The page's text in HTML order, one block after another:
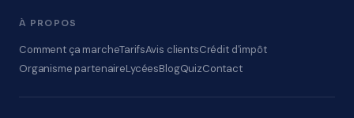
À PROPOS
Comment ça marcheTarifsAvis clientsCrédit d'impôt
Organisme partenaireLycéesBlogQuizContact